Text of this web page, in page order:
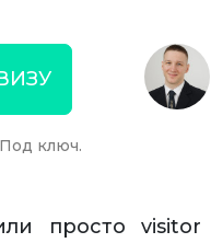
ключ.
просто